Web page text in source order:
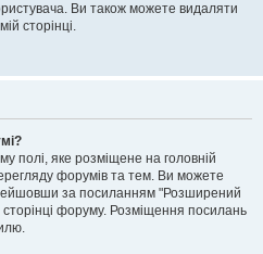
Ви також можете видаляти
сторінці.
полі, яке розміщене на головній
форумів та тем. Ви можете
за посиланням "Розширений
форуму. Розміщення посилань